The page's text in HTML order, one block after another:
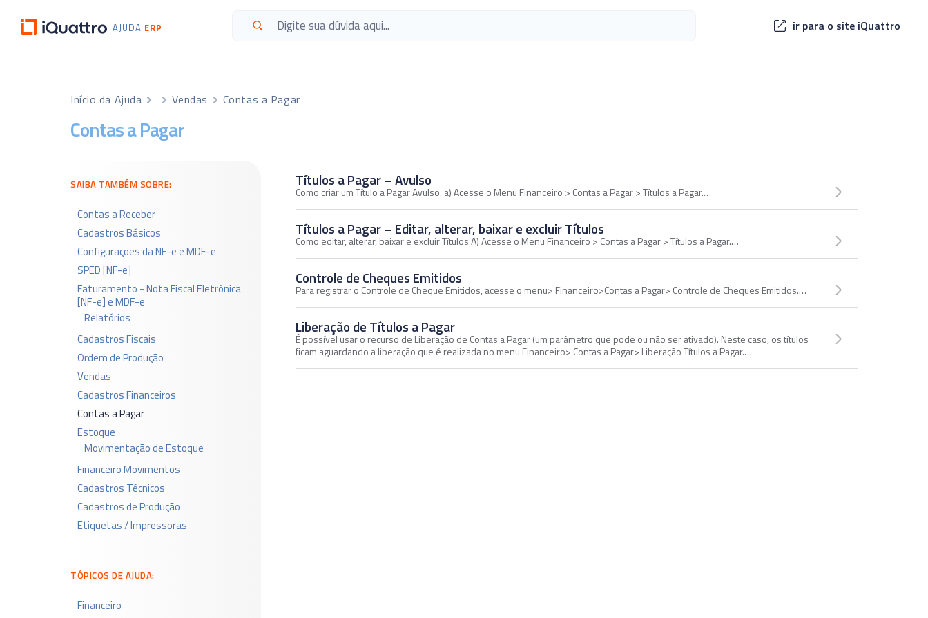
AJUDA ERP ir para o site iQuattro
Início da Ajuda Vendas Contas a Pagar
Contas a Pagar
SAIBA TAMBÉM SOBRE:
Contas a Receber
Cadastros Básicos
Configurações da NF-e e MDF-e
SPED [NF-e]
Faturamento - Nota Fiscal Eletrônica
[NF-e] e MDF-e
Relatórios
Cadastros Fiscais
Ordem de Produção
Vendas
Cadastros Financeiros
Contas a Pagar
Estoque
Movimentação de Estoque
Financeiro Movimentos
Cadastros Técnicos
Cadastros de Produção
Etiquetas / Impressoras
TÓPICOS DE AJUDA:
Financeiro
Títulos a Pagar – Avulso
Como criar um Título a Pagar Avulso. a) Acesse o Menu Financeiro > Contas a Pagar > Títulos a Pagar.…
Títulos a Pagar – Editar, alterar, baixar e excluir Títulos
Como editar, alterar, baixar e excluir Títulos A) Acesse o Menu Financeiro > Contas a Pagar > Títulos a Pagar.…
Controle de Cheques Emitidos
Para registrar o Controle de Cheque Emitidos, acesse o menu> Financeiro>Contas a Pagar> Controle de Cheques Emitidos.…
Liberação de Títulos a Pagar
É possível usar o recurso de Liberação de Contas a Pagar (um parâmetro que pode ou não ser ativado). Neste caso, os títulos
ficam aguardando a liberação que é realizada no menu Financeiro> Contas a Pagar> Liberação Títulos a Pagar.…